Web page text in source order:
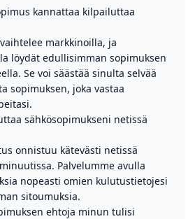
kannattaa kilpailuttaa
markkinoilla, ja
löydät edullisimman sopimuksen
Se voi säästää sinulta selvää
sopimuksen, joka vastaa
sähkösopimukseni netissä
onnistuu kätevästi netissä
Palvelumme avulla
nopeasti omien kulutustietojesi
sitoumuksia.
ehtoja minun tulisi